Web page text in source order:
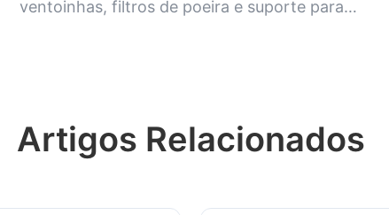
ventoinhas, filtros de poeira e suporte para
Artigos Relacionados